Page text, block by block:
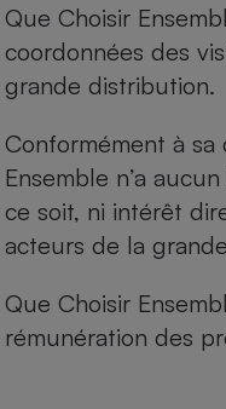
Que Choisir
coordonnées des
grande distribution.
Conformément à
Ensemble n’a
ce soit, ni intérêt
acteurs de la
Que Choisir
rémunération des